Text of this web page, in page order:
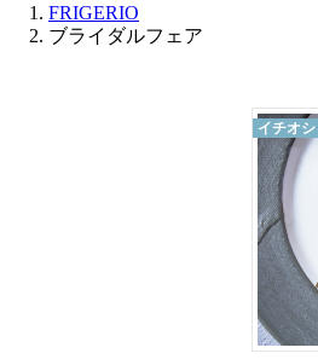
FRIGERIO
ブライダルフェア
イチオシ